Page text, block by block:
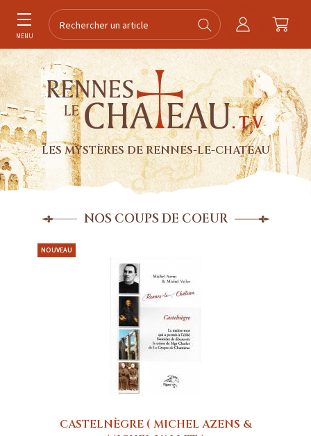
MENU
LES MYSTÈRES DE RENNES-LE-CHATEAU
NOS COUPS DE COEUR
NOUVEAU
CASTELNÈGRE ( MICHEL AZENS &